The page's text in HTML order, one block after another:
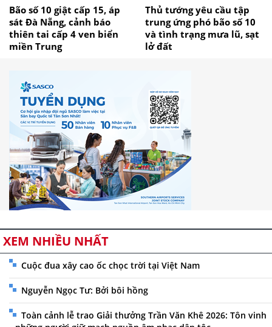
Bão số 10 giật cấp 15, áp
sát Đà Nẵng, cảnh báo
thiên tai cấp 4 ven biển
miền Trung
Thủ tướng yêu cầu tập
trung ứng phó bão số 10
và tình trạng mưa lũ, sạt
lở đất
XEM NHIỀU NHẤT
Cuộc đua xây cao ốc chọc trời tại Việt Nam
Nguyễn Ngọc Tư: Bởi bôi hồng
Toàn cảnh lễ trao Giải thưởng Trần Văn Khê 2026: Tôn vinh